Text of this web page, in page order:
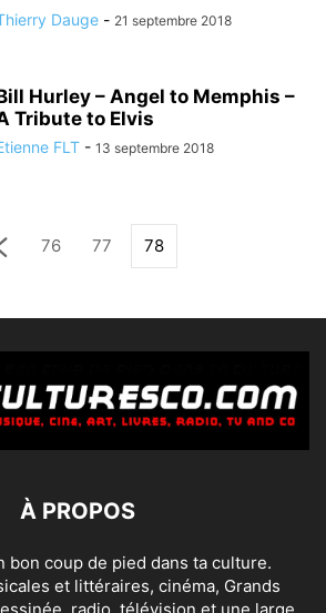
Dauge - 21 septembre 2018
Hurley – Angel to Memphis –
Tribute to Elvis
FLT - 13 septembre 2018
76 77 78
À PROPOS
bon coup de pied dans ta culture.
et littéraires, cinéma, Grands